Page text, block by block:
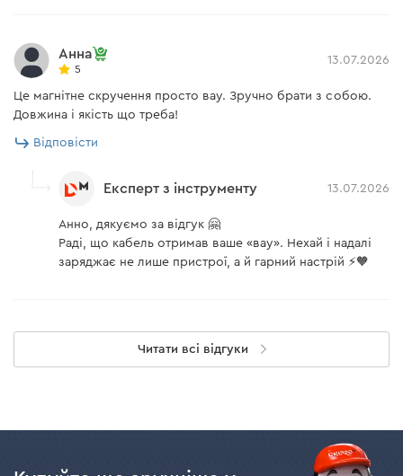
Анна
5
13.07.2026
Це магнітне скручення просто вау. Зручно брати з собою.
Довжина і якість що треба!
Відповісти
Експерт з інструменту 13.07.2026
Анно, дякуємо за відгук 🤗
Раді, що кабель отримав ваше «вау». Нехай і надалі
заряджає не лише пристрої, а й гарний настрій ⚡🧡
Читати всі відгуки